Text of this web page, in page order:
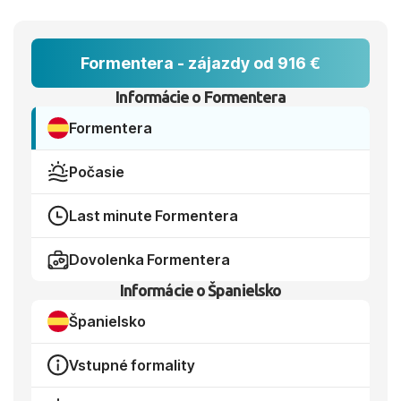
september.
Formentera - zájazdy od 916 €
Informácie o Formentera
Formentera
Počasie
Last minute Formentera
Dovolenka Formentera
Informácie o Španielsko
Španielsko
Vstupné formality